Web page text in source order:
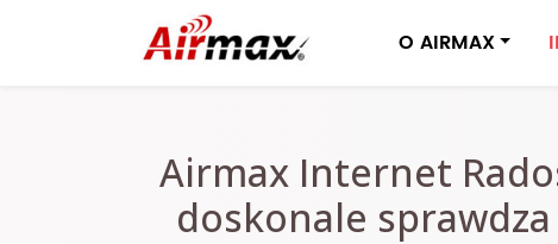
O AIRMAX
Airmax Internet
doskonale